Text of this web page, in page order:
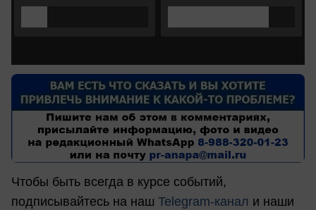
Чтобы быть всегда в курсе событий,
подписывайтесь на наш Telegram-канал и наши